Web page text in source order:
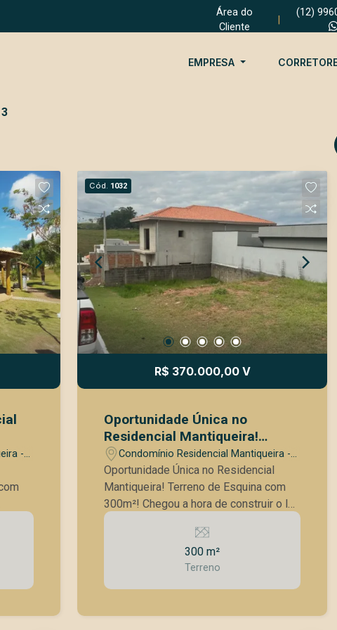
Área do
Cliente
(12)
EMPRESA
-
em
Cód. 1032
R$ 370.000,00 V
Oportunidade Única no
Residencial Mantiqueira!
Terreno de Esquina com
300m²!
Condomínio Residencial Mantiqueira -
São José dos Campos/SP
Oportunidade Única no Residencial
Mantiqueira! Terreno de Esquina com
300m²! Chegou a hora de construir o lar
dos seus sonhos em um dos
residenciais mais desejados de São
José dos Campos! Apresentamos este
excelente terreno de esquina com
generosos 300m² no prestigiado
300 m²
Terreno